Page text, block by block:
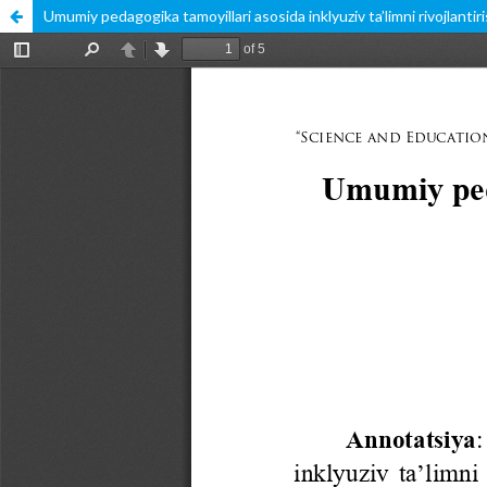
Umumiy pedagogika tamoyillari asosida inklyuziv ta’limni